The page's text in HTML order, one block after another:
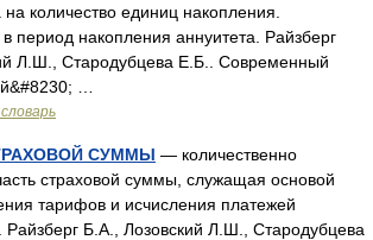
количество единиц накопления.
в период накопления аннуитета. Райзберг
Л.Ш., Стародубцева Е.Б.. Современный
…
СУММЫ — количественно
страховой суммы, служащая основой
тарифов и исчисления платежей
Райзберг Б.А., Лозовский Л.Ш., Стародубцева